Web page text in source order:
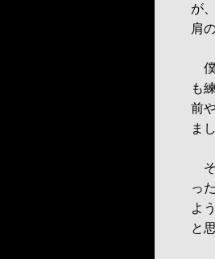
が
肩
僕
も
前
ま
そ
っ
よ
と